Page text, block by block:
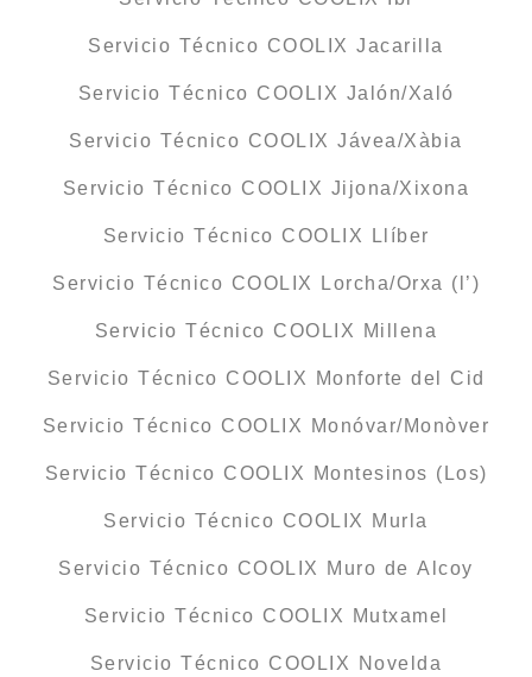
Servicio Técnico COOLIX Jacarilla
Servicio Técnico COOLIX Jalón/Xaló
Servicio Técnico COOLIX Jávea/Xàbia
Servicio Técnico COOLIX Jijona/Xixona
Servicio Técnico COOLIX Llíber
Servicio Técnico COOLIX Lorcha/Orxa (l’)
Servicio Técnico COOLIX Millena
Servicio Técnico COOLIX Monforte del Cid
Servicio Técnico COOLIX Monóvar/Monòver
Servicio Técnico COOLIX Montesinos (Los)
Servicio Técnico COOLIX Murla
Servicio Técnico COOLIX Muro de Alcoy
Servicio Técnico COOLIX Mutxamel
Servicio Técnico COOLIX Novelda